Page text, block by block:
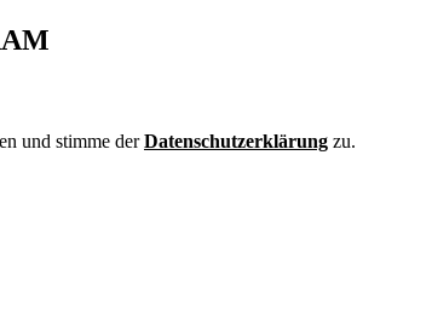
und stimme derDatenschutzerklärung zu.